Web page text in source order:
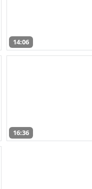
14:06
16:36